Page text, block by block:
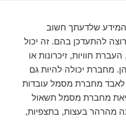
שלדעתך חשוב
להתעדכן בהם. זה יכול
חוויות, זיכרונות או
מחברת יכולה להיות גם
לאבד מחברת מסמל עובדות
מחברת מסמל תשאול
מהרהר בעצות, בתצפיות,